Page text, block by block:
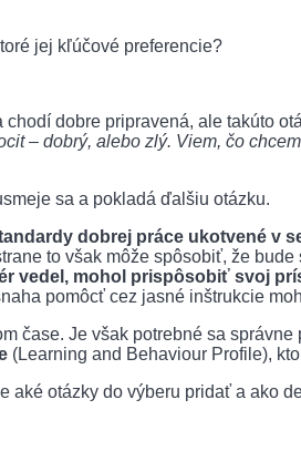
jej kľúčové preferencie?
dobre pripravená, ale takúto
– dobrý, alebo zlý. Viem, čo
sa a pokladá ďalšiu otázku.
dobrej práce ukotvené v
to však môže spôsobiť, že
vedel, mohol prispôsobiť svoj
pomôcť cez jasné inštrukcie
čase. Je však potrebné sa
(Learning and Behaviour Profile),
aké otázky do výberu pridať a ako